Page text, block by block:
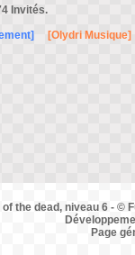
Invités.
[Olydri Musique]
of the dead, niveau 6 - ©
Page